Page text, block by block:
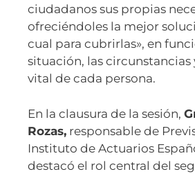
ciudadanos sus propias
ofreciéndoles la mejor
cual para cubrirlas», en
situación, las
vital de cada persona.
En la clausura de la sesión,
Rozas, responsable de
Instituto de Actuarios
destacó el rol central del